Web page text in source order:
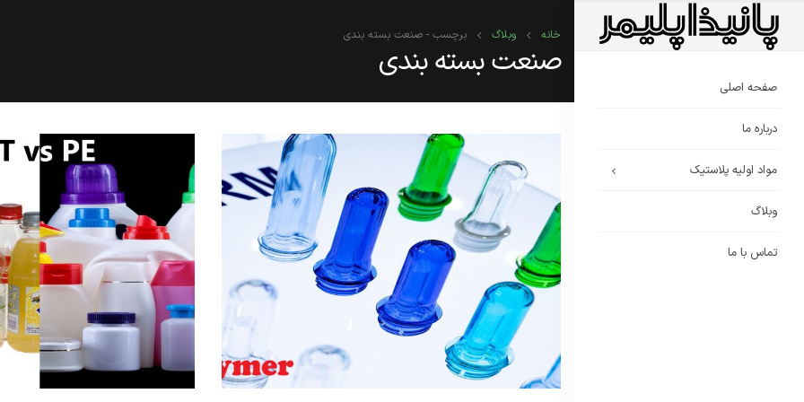
صفحه اصلی
درباره ما
مواد اولیه پلاستیک
وبلاگ
تماس با ما
خانه وبلاگ برچسب - صنعت بسته بندی
صنعت بسته بندی
چرا قیمت طلا در جنگ تحمیلی
کاهش یافت اما نفت گران شد؟
بررسی دلایل اختلاف مسیر دو
پلی اتیلن سنگین فیلم گرید
F7000 مناسب تولید نایلون است